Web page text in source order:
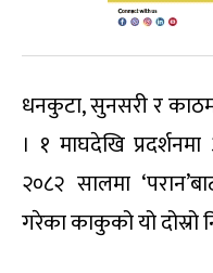
धनकुटा, सुनसरी र
। १ माघदेखि
२०८२ सालमा
गरेका काकुको यो दोस्रो